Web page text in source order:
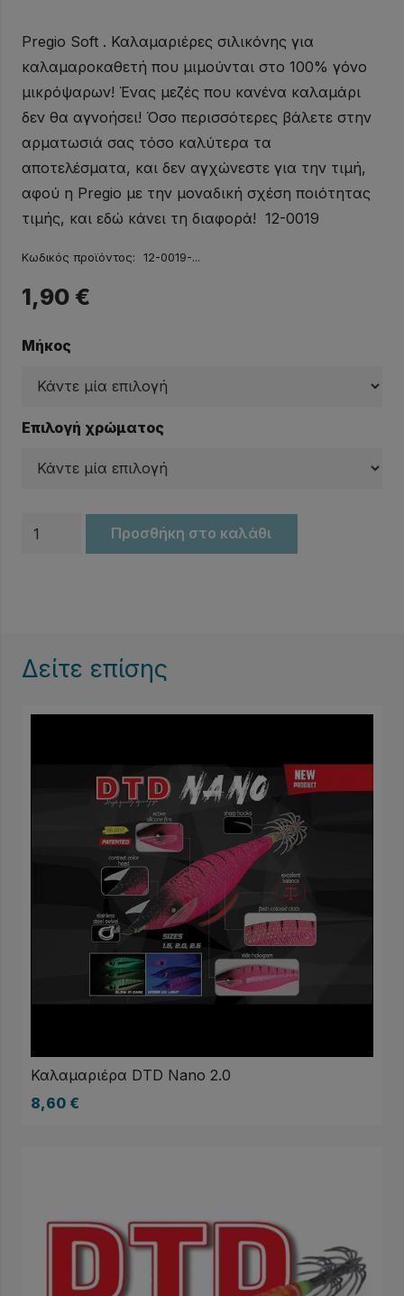
Pregio Soft . Καλαμαριέρες σιλικόνης για
καλαμαροκαθετή που μιμούνται στο 100% γόνο
μικρόψαρων! Ένας μεζές που κανένα καλαμάρι
δεν θα αγνοήσει! Όσο περισσότερες βάλετε στην
αρματωσιά σας τόσο καλύτερα τα
αποτελέσματα, και δεν αγχώνεστε για την τιμή,
αφού η Pregio με την μοναδική σχέση ποιότητας
τιμής, και εδώ κάνει τη διαφορά! 12-0019
Κωδικός προϊόντος: 12-0019-...
1,90 €
Μήκος
Επιλογή χρώματος
ΚαλαμαριέρεςΠροσθήκη στο καλάθι
Δείτε επίσης
Καλαμαριέρα DTD Nano 2.0
8,60 €